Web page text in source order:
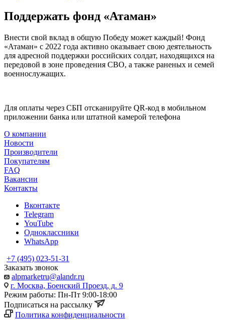
Поддержать фонд «Атаман»
Внести свой вклад в общую Победу может каждый! Фонд
«Атаман» с 2022 года активно оказывает свою деятельность
для адресной поддержки российских солдат, находящихся на
передовой в зоне проведения СВО, а также раненых и семей
военнослужащих.
Для оплаты через СБП отсканируйте QR-код в мобильном
приложении банка или штатной камерой телефона
О компании
Новости
Производители
Покупателям
FAQ
Вакансии
Контакты
Вконтакте
Telegram
YouTube
Одноклассники
WhatsApp
+7 (495) 023-51-31
Заказать звонок
alpmarketru@alandr.ru
г. Москва, Боенский Проезд, д. 9
Режим работы: Пн-Пт 9:00-18:00
Подписаться на рассылку
Политика конфиденциальности